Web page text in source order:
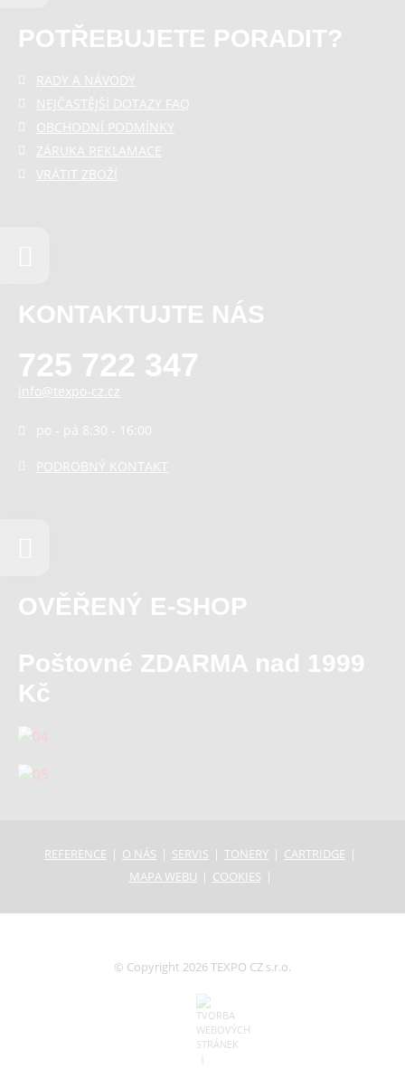
POTŘEBUJETE PORADIT?
RADY A NÁVODY
NEJČASTĚJŠÍ DOTAZY FAQ
OBCHODNÍ PODMÍNKY
ZÁRUKA REKLAMACE
VRÁTIT ZBOŽÍ
KONTAKTUJTE NÁS
725 722 347
info@texpo-cz.cz
po - pá 8:30 - 16:00
PODROBNÝ KONTAKT
OVĚŘENÝ E-SHOP
Poštovné ZDARMA nad 1999
Kč
REFERENCE O NÁS SERVIS TONERY
CARTRIDGE
MAPA WEBU
COOKIES
© Copyright 2026 TEXPO CZ s.r.o.